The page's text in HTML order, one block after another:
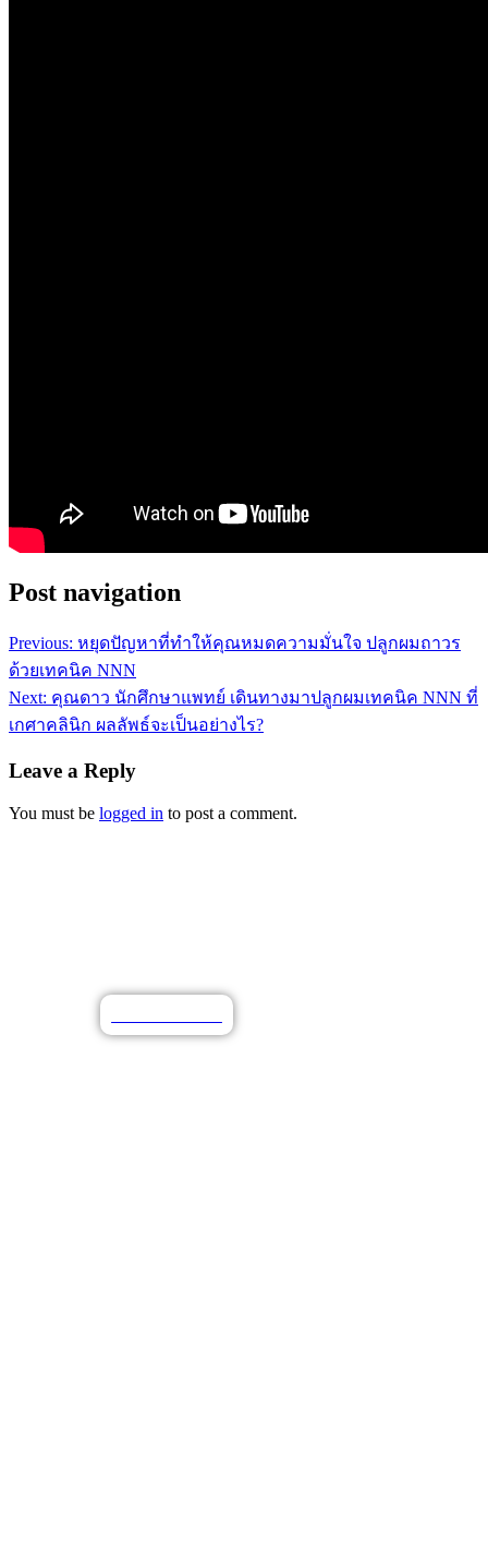
Post navigation
Previous: หยุดปัญหาที่ทำให้คุณหมดความมั่นใจ ปลูกผมถาวร
ด้วยเทคนิค NNN
Next: คุณดาว นักศึกษาแพทย์ เดินทางมาปลูกผมเทคนิค NNN ที่
เกศาคลินิก ผลลัพธ์จะเป็นอย่างไร?
Leave a Reply
You must be logged in to post a comment.
ท้าเทียบเทคโนโลยี